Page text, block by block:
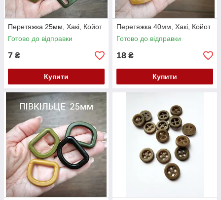
Перетяжка 25мм, Хакі, Койот
Готово до відправки
7 ₴
Купити
Перетяжка 40мм, Хакі, Койот
Готово до відправки
18 ₴
Купити